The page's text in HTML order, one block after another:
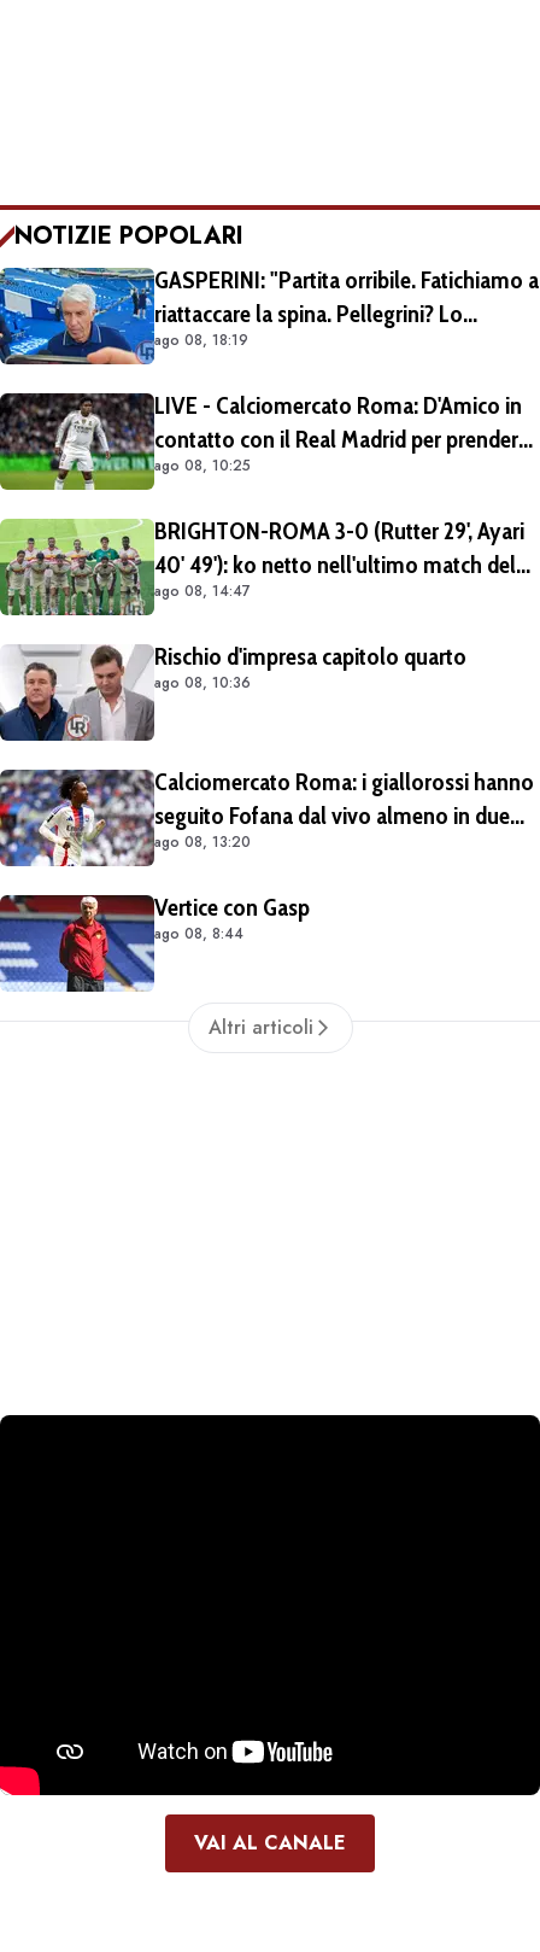
NOTIZIE POPOLARI
GASPERINI: "Partita orribile. Fatichiamo a
riattaccare la spina. Pellegrini? Lo
rivedremo in campo tra un mese.
ago 08, 18:19
LIVE - Calciomercato Roma: D'Amico in
contatto con il Real Madrid per prendere
Endrick in prestito con diritto di riscatto.
ago 08, 10:25
BRIGHTON-ROMA 3-0 (Rutter 29', Ayari
40' 49'): ko netto nell'ultimo match del
tour britannico (FOTO e VIDEO)
ago 08, 14:47
Rischio d'impresa capitolo quarto
ago 08, 10:36
Calciomercato Roma: i giallorossi hanno
seguito Fofana dal vivo almeno in due
occasioni. Costa 40/45 milioni
ago 08, 13:20
Vertice con Gasp
ago 08, 8:44
Altri articoli
VAI AL CANALE